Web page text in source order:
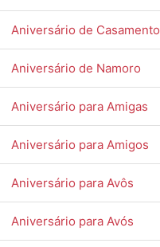
Aniversário de Casamento
Aniversário de Namoro
Aniversário para Amigas
Aniversário para Amigos
Aniversário para Avôs
Aniversário para Avós